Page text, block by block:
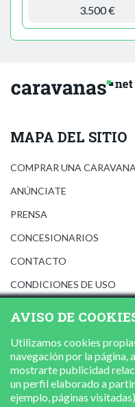
3.500 €
MAPA DEL SITIO
COMPRAR UNA
ANÚNCIATE
PRENSA
CONCESIONARIOS
CONTACTO
CONDICIONES DE USO
POLÍTICA DE COOKIES
AVISO DE
Utilizamos cookies
navegación por la página,
mostrarte publicidad
un perfil elaborado a
ejemplo, páginas